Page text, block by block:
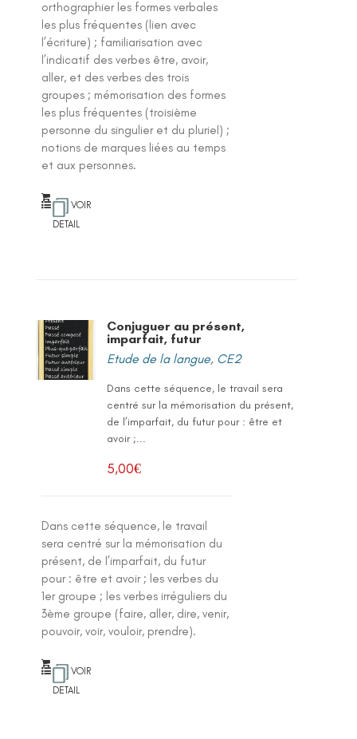
orthographier les formes verbales
les plus fréquentes (lien avec
l’écriture) ; familiarisation avec
l’indicatif des verbes être, avoir,
aller, et des verbes des trois
groupes ; mémorisation des formes
les plus fréquentes (troisième
personne du singulier et du pluriel) ;
notions de marques liées au temps
et aux personnes.
VOIR
DETAIL
Conjuguer au présent,
imparfait, futur
Etude de la langue, CE2
Dans cette séquence, le travail sera
centré sur la mémorisation du présent,
de l’imparfait, du futur pour : être et
avoir ;...
5,00€
Dans cette séquence, le travail
sera centré sur la mémorisation du
présent, de l’imparfait, du futur
pour : être et avoir ; les verbes du
1er groupe ; les verbes irréguliers du
3ème groupe (faire, aller, dire, venir,
pouvoir, voir, vouloir, prendre).
VOIR
DETAIL